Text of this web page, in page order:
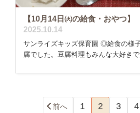
【10月14日㈫の給食・おやつ】
2025.10.14
サンライズキッズ保育園 ◎給食の様
腐でした。豆腐料理もみんな大好き
前へ 1 2 3 4